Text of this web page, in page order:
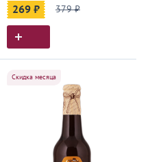
269 ₽ 379 ₽
Скидка месяца